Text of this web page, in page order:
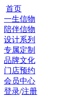
首页
一生信物
陪伴信物
设计系列
专属定制
品牌文化
门店预约
会员中心
登录/注册